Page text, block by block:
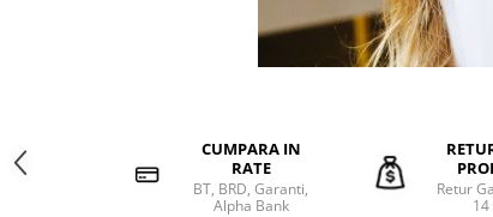
CUMPARA IN
RATE
BT, BRD, Garanti,
Alpha Bank
Retur
14